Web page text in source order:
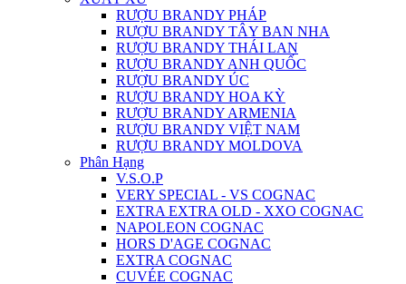
RƯỢU BRANDY PHÁP
RƯỢU BRANDY TÂY BAN NHA
RƯỢU BRANDY THÁI LAN
RƯỢU BRANDY ANH QUỐC
RƯỢU BRANDY ÚC
RƯỢU BRANDY HOA KỲ
RƯỢU BRANDY ARMENIA
RƯỢU BRANDY VIỆT NAM
RƯỢU BRANDY MOLDOVA
Phân Hạng
V.S.O.P
VERY SPECIAL - VS COGNAC
EXTRA EXTRA OLD - XXO COGNAC
NAPOLEON COGNAC
HORS D'AGE COGNAC
EXTRA COGNAC
CUVÉE COGNAC